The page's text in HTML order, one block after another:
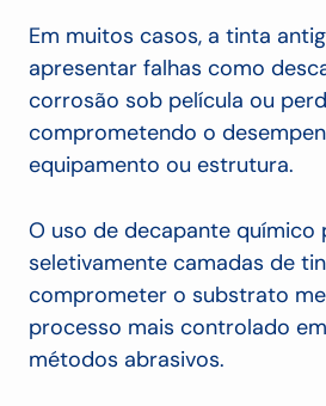
Em muitos casos, a tinta
apresentar falhas como
corrosão sob película ou
comprometendo o
equipamento ou estrutura.
O uso de decapante químico
seletivamente camadas de
comprometer o substrato
processo mais controlado
métodos abrasivos.